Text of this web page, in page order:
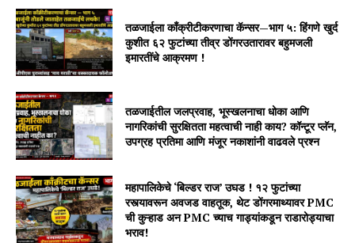
तळजाईला काँक्रीटीकरणाचा कॅन्सर—भाग ५: हिंगणे खुर्द
कुशीत ६२ फुटांच्या तीव्र डोंगरउतारावर बहुमजली
इमारतींचे आक्रमण !
तळजाईतील जलप्रवाह, भूस्खलनाचा धोका आणि
नागरिकांची सुरक्षितता महत्वाची नाही काय? कॉन्टूर प्लॅन,
उपग्रह प्रतिमा आणि मंजूर नकाशांनी वाढवले प्रश्न
महापालिकेचे ‘बिल्डर राज’ उघड ! १२ फुटांच्या
रस्त्यावरून अवजड वाहतूक, थेट डोंगरमाथ्यावर PMC
ची कुऱ्हाड अन PMC च्याच गाड्यांकडून राडारोड्याचा
भराव!